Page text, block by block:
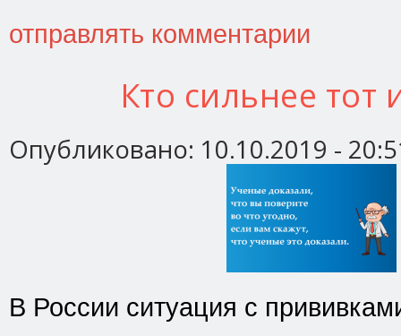
отправлять комментарии
Кто сильнее тот
Опубликовано: 10.10.2019 -
В России ситуация с